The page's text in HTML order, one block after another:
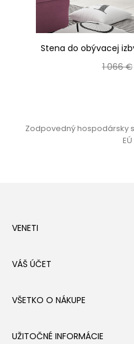
Stena do obývacej
Bežná
1 066 €
Zodpovedný hospodársky
EÚ
VENETI
VÁŠ ÚČET
VŠETKO O NÁKUPE
UŽITOČNÉ INFORMÁCIE